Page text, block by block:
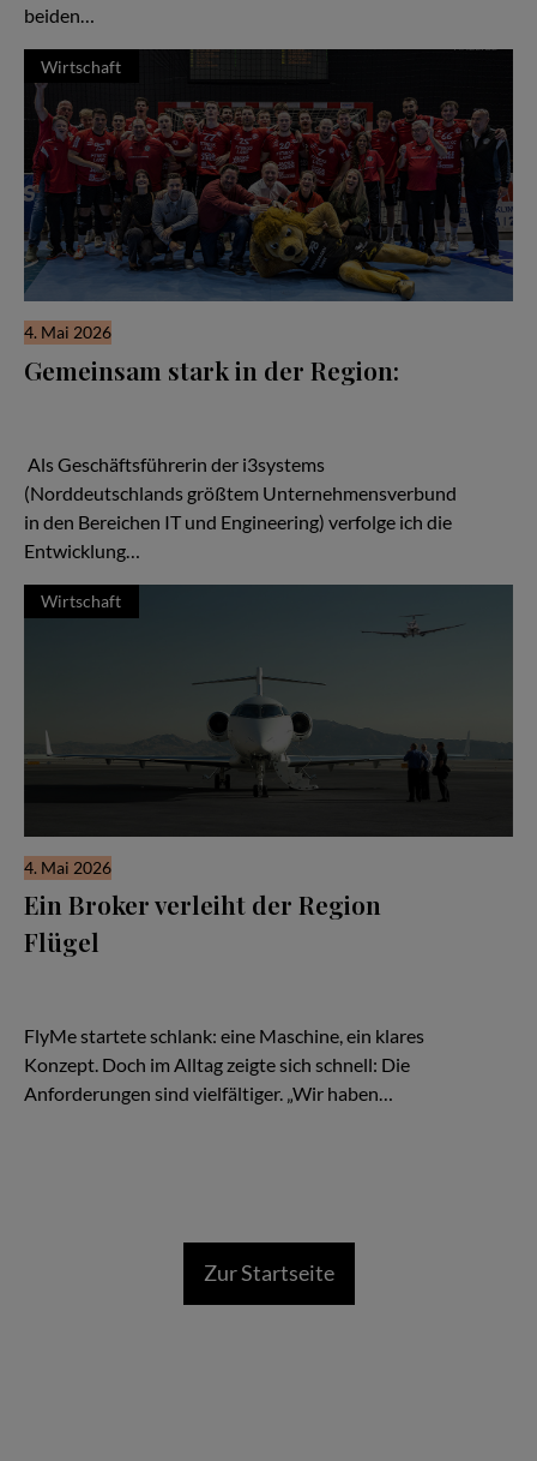
beiden…
Wirtschaft
4. Mai 2026
Gemeinsam stark in der Region:
Als Geschäftsführerin der i3systems
(Norddeutschlands größtem Unternehmensverbund
in den Bereichen IT und Engineering) verfolge ich die
Entwicklung…
Wirtschaft
4. Mai 2026
Ein Broker verleiht der Region
Flügel
FlyMe startete schlank: eine Maschine, ein klares
Konzept. Doch im Alltag zeigte sich schnell: Die
Anforderungen sind vielfältiger. „Wir haben…
Zur Startseite